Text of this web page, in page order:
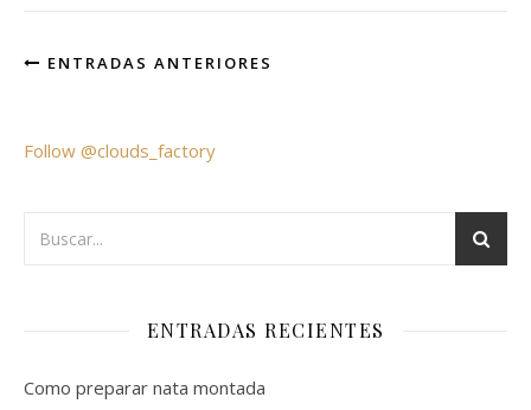
ENTRADAS ANTERIORES
Follow @clouds_factory
ENTRADAS RECIENTES
Como preparar nata montada